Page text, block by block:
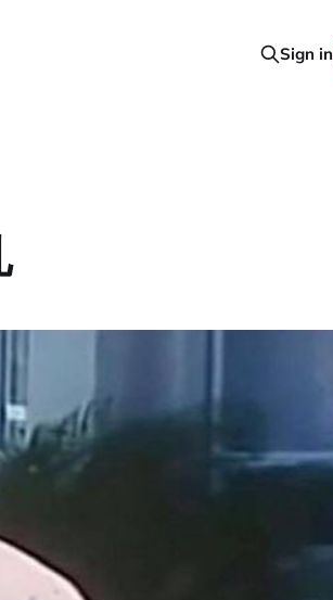
Sign in